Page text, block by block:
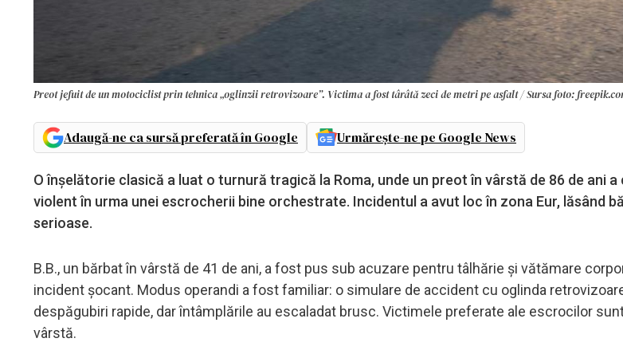
Preot jefuit de un motociclist prin tehnica „oglinzii retrovizoare”. Victima a fost târâtă zeci de metri pe asfalt / Sursa foto:
Adaugă-ne ca sursă preferată în Google Urmărește-ne pe Google News
O înșelătorie clasică a luat o turnură tragică la Roma, unde un preot în vârstă de 86 de ani
violent în urma unei escrocherii bine orchestrate. Incidentul a avut loc în zona Eur, lăsând
serioase.
B.B., un bărbat în vârstă de 41 de ani, a fost pus sub acuzare pentru tâlhărie și vătămare
incident șocant. Modus operandi a fost familiar: o simulare de accident cu oglinda
despăgubiri rapide, dar întâmplările au escaladat brusc. Victimele preferate ale escrocilor
vârstă.